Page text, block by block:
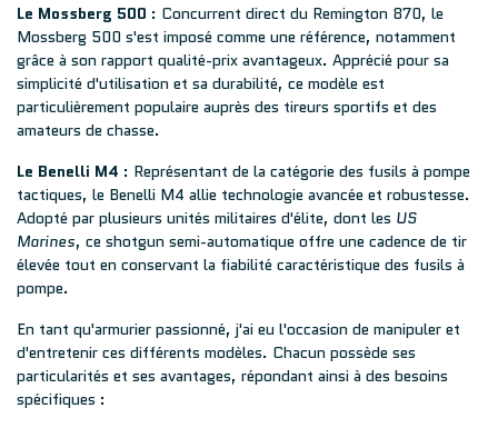
Le Mossberg 500 : Concurrent direct du Remington 870, le
Mossberg 500 s'est imposé comme une référence, notamment
grâce à son rapport qualité-prix avantageux. Apprécié pour sa
simplicité d'utilisation et sa durabilité, ce modèle est
particulièrement populaire auprès des tireurs sportifs et des
amateurs de chasse.
Le Benelli M4 : Représentant de la catégorie des fusils à pompe
tactiques, le Benelli M4 allie technologie avancée et robustesse.
Adopté par plusieurs unités militaires d'élite, dont les US
Marines, ce shotgun semi-automatique offre une cadence de tir
élevée tout en conservant la fiabilité caractéristique des fusils à
pompe.
En tant qu'armurier passionné, j'ai eu l'occasion de manipuler et
d'entretenir ces différents modèles. Chacun possède ses
particularités et ses avantages, répondant ainsi à des besoins
spécifiques :